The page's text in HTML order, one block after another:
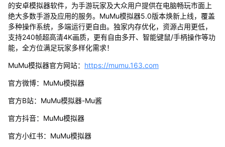
的安卓模拟器软件，为手游玩家及大众用户提供在电脑畅玩市面上
绝大多数手游及应用的服务。MuMu模拟器5.0版本焕新上线，覆盖
多种操作系统，多端运行更自由。独家内存优化，资源占用更低，
支持240帧超高清4K画质，更有自由多开、智能键鼠/手柄操作等功
能，全方位满足玩家多样化需求！
MuMu模拟器官方网站： https://mumu.163.com
官方微博：MuMu模拟器
官方B站：MuMu模拟器-Mu酱
官方抖音：MuMu模拟器
官方小红书：MuMu模拟器